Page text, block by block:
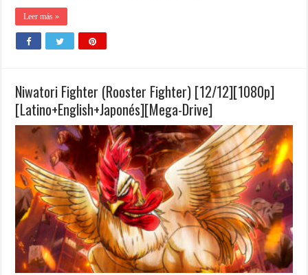
Leer más »
Niwatori Fighter (Rooster Fighter) [12/12][1080p]
[Latino+English+Japonés][Mega-Drive]